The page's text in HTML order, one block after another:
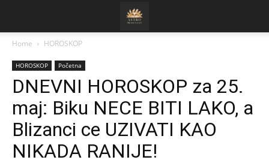
Home HOROSKOP
HOROSKOP Početna
DNEVNI HOROSKOP za 25.
maj: Biku NECE BITI LAKO, a
Blizanci ce UZIVATI KAO
NIKADA RANIJE!